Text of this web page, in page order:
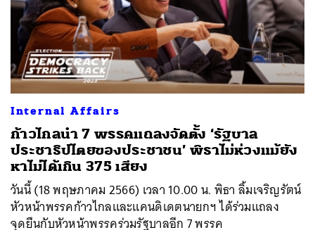
Internal Affairs
ก้าวไกลนำ 7 พรรคแถลงจัดตั้ง ‘รัฐบาล
ประชาธิปไตยของประชาชน’ พิธาไม่ห่วงแม้ยัง
หาไม่ได้เกิน 375 เสียง
วันนี้ (18 พฤษภาคม 2566) เวลา 10.00 น. พิธา ลิ้มเจริญรัตน์
หัวหน้าพรรคก้าวไกลและแคนดิเดตนายกฯ ได้ร่วมแถลง
จุดยืนกับหัวหน้าพรรคร่วมรัฐบาลอีก 7 พรรค